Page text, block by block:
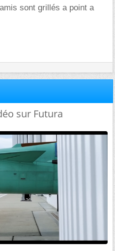
sont grillés a point a
sur Futura